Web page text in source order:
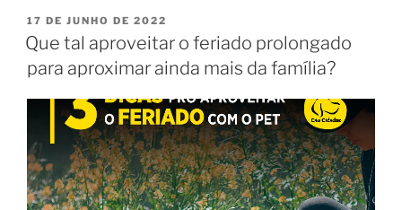
17 DE JUNHO DE 2022
Que tal aproveitar o feriado prolongado
para aproximar ainda mais da família?